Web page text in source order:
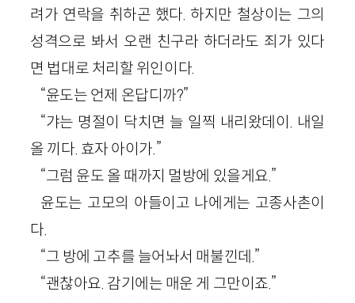
려가 연락을 취하곤 했다. 하지만 철상이는 그의
성격으로 봐서 오랜 친구라 하더라도 죄가 있다
면 법대로 처리할 위인이다.
“윤도는 언제 온답디까?”
“갸는 명절이 닥치면 늘 일찍 내리왔데이. 내일
올 끼다. 효자 아이가.”
“그럼 윤도 올 때까지 멀방에 있을게요.”
윤도는 고모의 아들이고 나에게는 고종사촌이
다.
“그 방에 고추를 늘어놔서 매불낀데.”
“괜찮아요. 감기에는 매운 게 그만이죠.”